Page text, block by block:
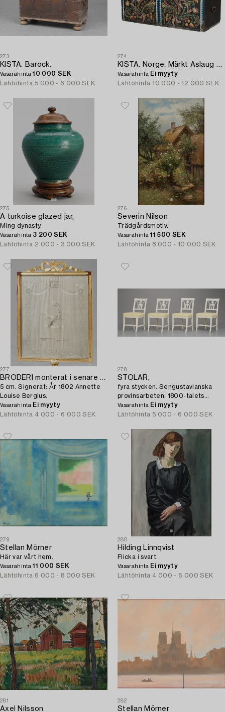
273
KISTA. Barock.
Vasarahinta10 000 SEK
Lähtöhinta 5 000 - 6 000 SEK
274
KISTA. Norge. Märkt Aslaug Torjusdatter 17 Marts 1869.
Vasarahinta Ei myyty
Lähtöhinta 10 000 - 12 000 SEK
275
A turkoise glazed jar,
Ming dynasty.
Vasarahinta 3 200 SEK
Lähtöhinta 2 000 - 3 000 SEK
276
Severin Nilson
Trädgårdsmotiv.
Vasarahinta11 500 SEK
Lähtöhinta 8 000 - 10 000 SEK
277
BRODERI monterat i senare eldskärm. Broderiet 66x55,
5 cm. Signerat: År 1802 Annette
Louise Bergius.
Vasarahinta Ei myyty
Lähtöhinta 4 000 - 6 000 SEK
278
STOLAR,
fyra stycken. Sengustavianska
provinsarbeten, 1800-talets
början.
Vasarahinta Ei myyty
Lähtöhinta 5 000 - 6 000 SEK
279
Stellan Mörner
Här var vårt hem.
Vasarahinta11 000 SEK
Lähtöhinta 6 000 - 8 000 SEK
280
Hilding Linnqvist
Flicka i svart.
Vasarahinta Ei myyty
Lähtöhinta 4 000 - 6 000 SEK
281
Axel Nilsson
282
Stellan Mörner